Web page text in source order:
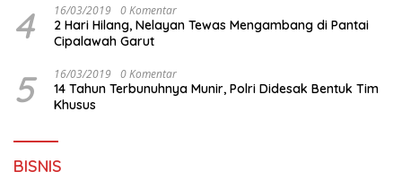
4 16/03/2019 0 Komentar
2 Hari Hilang, Nelayan Tewas Mengambang di Pantai
Cipalawah Garut
5 16/03/2019 0 Komentar
14 Tahun Terbunuhnya Munir, Polri Didesak Bentuk Tim
Khusus
BISNIS